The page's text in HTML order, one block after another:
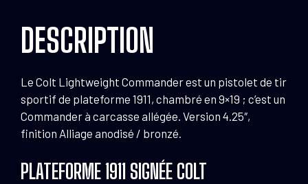
DESCRIPTION
Le Colt Lightweight Commander est un pistolet de tir
sportif de plateforme 1911, chambré en 9×19 ; c’est un
Commander à carcasse allégée. Version 4.25″,
finition Alliage anodisé / bronzé.
PLATEFORME 1911 SIGNÉE COLT